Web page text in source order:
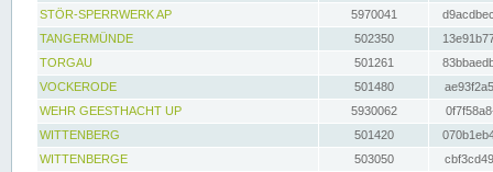
STÖR-SPERRWERK AP 5970041
TANGERMÜNDE
502350
TORGAU
501261
VOCKERODE
501480
WEHR GEESTHACHT UP
5930062
WITTENBERG
501420
WITTENBERGE
503050